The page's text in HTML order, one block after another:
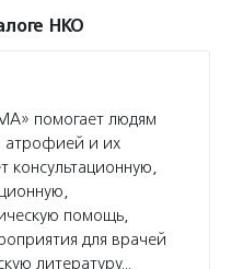
НКО
помогает людям
атрофией и их
консультационную,
помощь,
для врачей
литературу…